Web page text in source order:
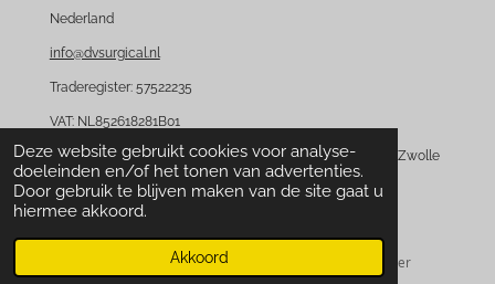
Deze website gebruikt cookies voor analyse-
doeleinden en/of het tonen van advertenties.
Door gebruik te blijven maken van de site gaat u
hiermee akkoord.
Akkoord
o
k
n
Nederland
info@dvsurgical.nl
Traderegister: 57522235
VAT: NL852618281B01
DV Surgical is een handelsnaam van De Vos Surgical BV Zwolle
Telefoonnummer